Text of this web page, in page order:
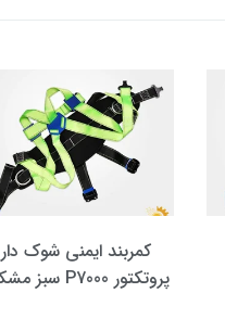
کمربند ایمنی شوک دار
پروتکتور P7000 سبز مشکی